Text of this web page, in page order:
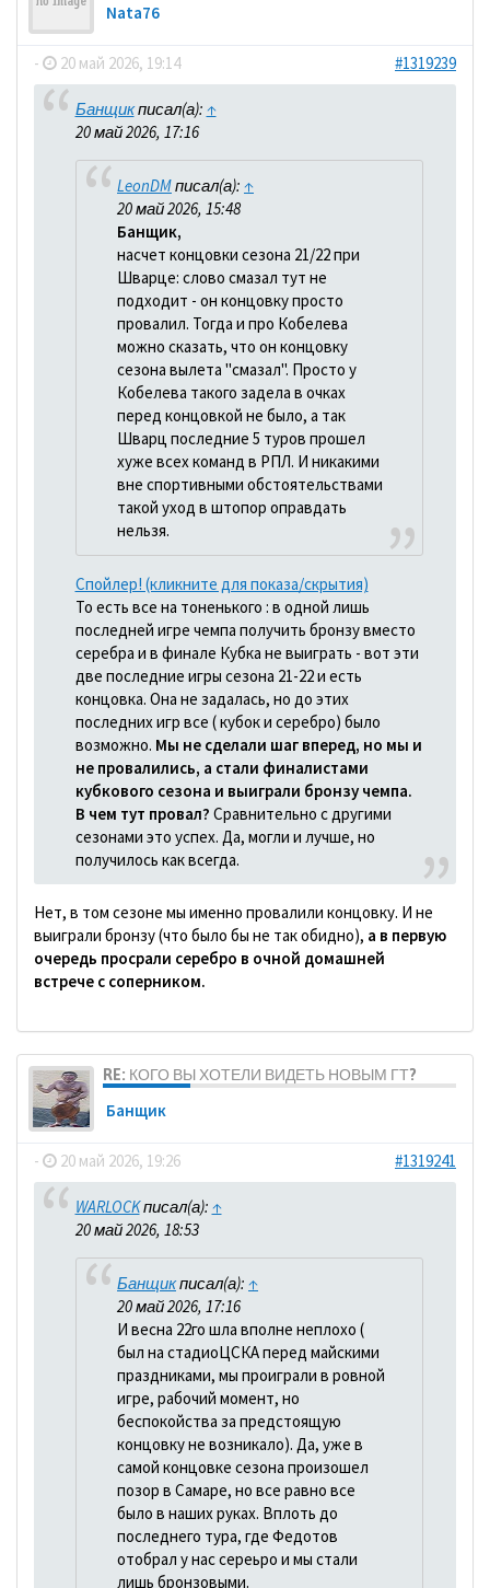
Nata76
- 20 май 2026, 19:14 #1319239
Банщикписал(а): ↑
20 май 2026, 17:16
LeonDMписал(а): ↑
20 май 2026, 15:48
Банщик,
насчет концовки сезона 21/22 при
Шварце: слово смазал тут не
подходит - он концовку просто
провалил. Тогда и про Кобелева
можно сказать, что он концовку
сезона вылета "смазал". Просто у
Кобелева такого задела в очках
перед концовкой не было, а так
Шварц последние 5 туров прошел
хуже всех команд в РПЛ. И никакими
вне спортивными обстоятельствами
такой уход в штопор оправдать
нельзя.
Спойлер! (кликните для показа/скрытия)
То есть все на тоненького : в одной лишь
последней игре чемпа получить бронзу вместо
серебра и в финале Кубка не выиграть - вот эти
две последние игры сезона 21-22 и есть
концовка. Она не задалась, но до этих
последних игр все ( кубок и серебро) было
возможно. Мы не сделали шаг вперед, но мы и
не провалились, а стали финалистами
кубкового сезона и выиграли бронзу чемпа.
В чем тут провал? Сравнительно с другими
сезонами это успех. Да, могли и лучше, но
получилось как всегда.
Нет, в том сезоне мы именно провалили концовку. И не
выиграли бронзу (что было бы не так обидно), а в первую
очередь просрали серебро в очной домашней
встрече с соперником.
RE: КОГО ВЫ ХОТЕЛИ ВИДЕТЬ НОВЫМ ГТ?
Банщик
- 20 май 2026, 19:26 #1319241
WARLOCKписал(а): ↑
20 май 2026, 18:53
Банщикписал(а): ↑
20 май 2026, 17:16
И весна 22го шла вполне неплохо (
был на стадиоЦСКА перед майскими
праздниками, мы проиграли в ровной
игре, рабочий момент, но
беспокойства за предстоящую
концовку не возникало). Да, уже в
самой концовке сезона произошел
позор в Самаре, но все равно все
было в наших руках. Вплоть до
последнего тура, где Федотов
отобрал у нас сереьро и мы стали
лишь бронзовыми.